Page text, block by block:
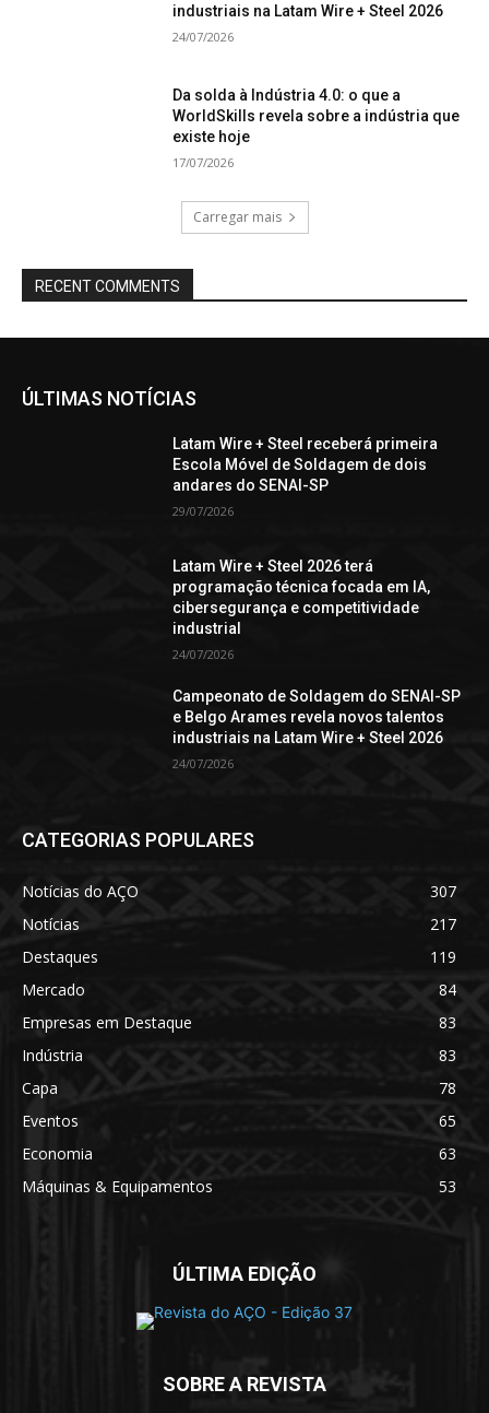
industriais na Latam Wire + Steel 2026
24/07/2026
Da solda à Indústria 4.0: o que a
WorldSkills revela sobre a indústria que
existe hoje
17/07/2026
Carregar mais
RECENT COMMENTS
ÚLTIMAS NOTÍCIAS
Latam Wire + Steel receberá primeira
Escola Móvel de Soldagem de dois
andares do SENAI-SP
29/07/2026
Latam Wire + Steel 2026 terá
programação técnica focada em IA,
cibersegurança e competitividade
industrial
24/07/2026
Campeonato de Soldagem do SENAI-SP
e Belgo Arames revela novos talentos
industriais na Latam Wire + Steel 2026
24/07/2026
CATEGORIAS POPULARES
Notícias do AÇO
307
Notícias
217
Destaques
119
Mercado
84
Empresas em Destaque
83
Indústria
83
Capa
78
Eventos
65
Economia
63
Máquinas & Equipamentos
53
ÚLTIMA EDIÇÃO
SOBRE A REVISTA